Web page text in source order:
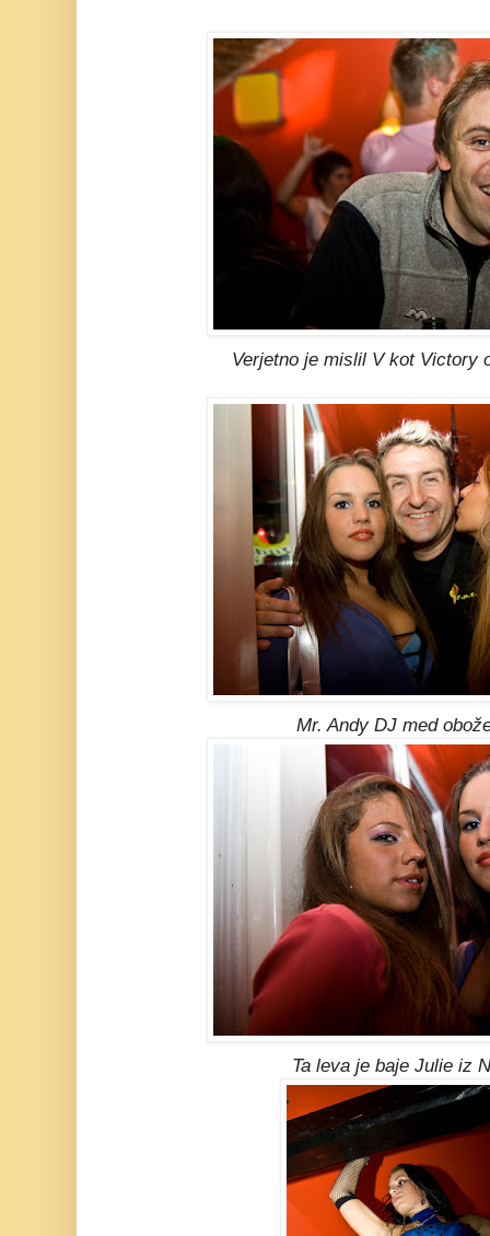
Verjetno je mislil V kot Victory
Mr. Andy DJ med
Ta leva je baje Julie iz